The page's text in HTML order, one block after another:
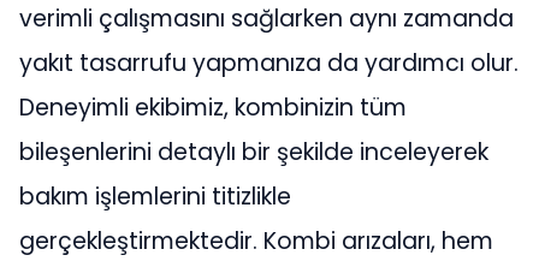
verimli çalışmasını sağlarken aynı zamanda
yakıt tasarrufu yapmanıza da yardımcı olur.
Deneyimli ekibimiz, kombinizin tüm
bileşenlerini detaylı bir şekilde inceleyerek
bakım işlemlerini titizlikle
gerçekleştirmektedir. Kombi arızaları, hem